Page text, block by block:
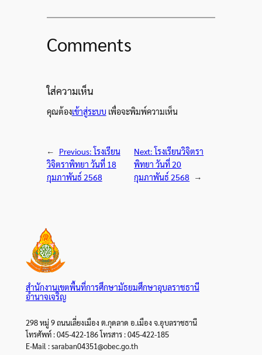
Comments
ใส่ความเห็น
คุณต้องเข้าสู่ระบบ เพื่อจะพิมพ์ความเห็น
← Previous:โรงเรียน
วิจิตราพิทยา วันที่ 18
กุมภาพันธ์ 2568
Next:โรงเรียนวิจิตรา
พิทยา วันที่ 20
กุมภาพันธ์ 2568
→
สำนักงานเขตพื้นที่การศึกษามัธยมศึกษาอุบลราชธานี
อำนาจเจริญ
298 หมู่ 9 ถนนเลี่ยงเมือง ต.กุดลาด อ.เมือง จ.อุบลราชธานี
โทรศัพท์ : 045-422-186 โทรสาร : 045-422-185
E-Mail : saraban04351@obec.go.th